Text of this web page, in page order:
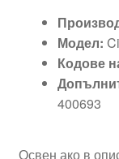
Модел:
Кодове
400693
Освен ако в